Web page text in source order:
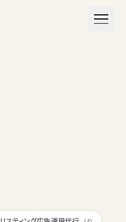
メニ